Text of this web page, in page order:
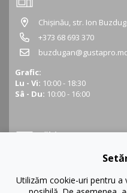
Chișinău, str. Ion
+373 68 693 370
Grafic:
Lu - Vi: 10:00 - 18:30
Sâ - Du: 10:00 - 16:00
Bălți
Bălți, str. Ștefan cel
+373 68 452 945
Utilizăm cookie-uri pentru a